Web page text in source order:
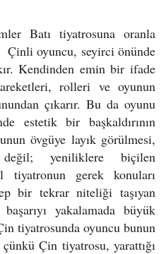
Batı tiyatrosuna oranla
oyuncu, seyirci önünde
Kendinden emin bir ifade
rolleri ve oyunun
çıkarır. Bu da oyunu
estetik bir başkaldırının
övgüye layık görülmesi,
yeniliklere biçilen
tiyatronun gerek konuları
bir tekrar niteliği taşıyan
yakalamada büyük
tiyatrosunda oyuncu bunun
Çin tiyatrosu, yarattığı